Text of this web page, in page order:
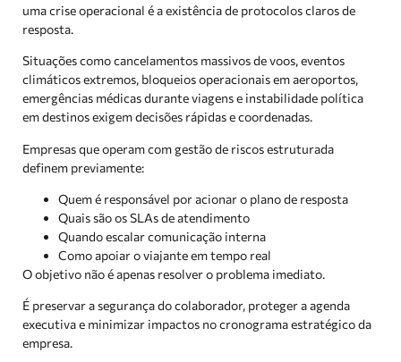
uma crise operacional é a existência de protocolos claros de
resposta.
Situações como cancelamentos massivos de voos, eventos
climáticos extremos, bloqueios operacionais em aeroportos,
emergências médicas durante viagens e instabilidade política
em destinos exigem decisões rápidas e coordenadas.
Empresas que operam com gestão de riscos estruturada
definem previamente:
Quem é responsável por acionar o plano de resposta
Quais são os SLAs de atendimento
Quando escalar comunicação interna
Como apoiar o viajante em tempo real
O objetivo não é apenas resolver o problema imediato.
É preservar a segurança do colaborador, proteger a agenda
executiva e minimizar impactos no cronograma estratégico da
empresa.